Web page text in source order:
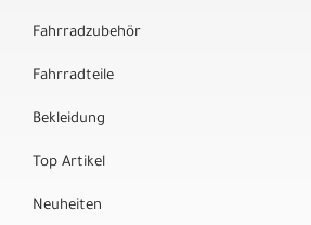
Fahrradzubehör
Fahrradteile
Bekleidung
Top Artikel
Neuheiten